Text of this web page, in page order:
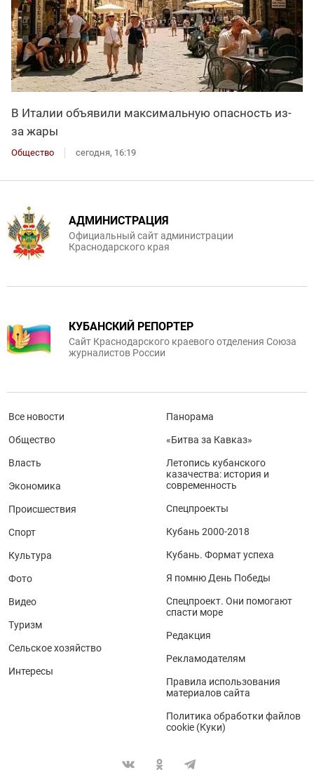
В Италии объявили максимальную опасность из-
за жары
Общество сегодня, 16:19
АДМИНИСТРАЦИЯ
Официальный сайт администрации
Краснодарского края
КУБАНСКИЙ РЕПОРТЕР
Сайт Краснодарского краевого отделения Союза
журналистов России
Все новости
Общество
Власть
Экономика
Происшествия
Спорт
Культура
Фото
Видео
Туризм
Сельское хозяйство
Интересы
Панорама
«Битва за Кавказ»
Летопись кубанского
казачества: история и
современность
Спецпроекты
Кубань 2000-2018
Кубань. Формат успеха
Я помню День Победы
Спецпроект. Они помогают
спасти море
Редакция
Рекламодателям
Правила использования
материалов сайта
Политика обработки файлов
cookie (Куки)